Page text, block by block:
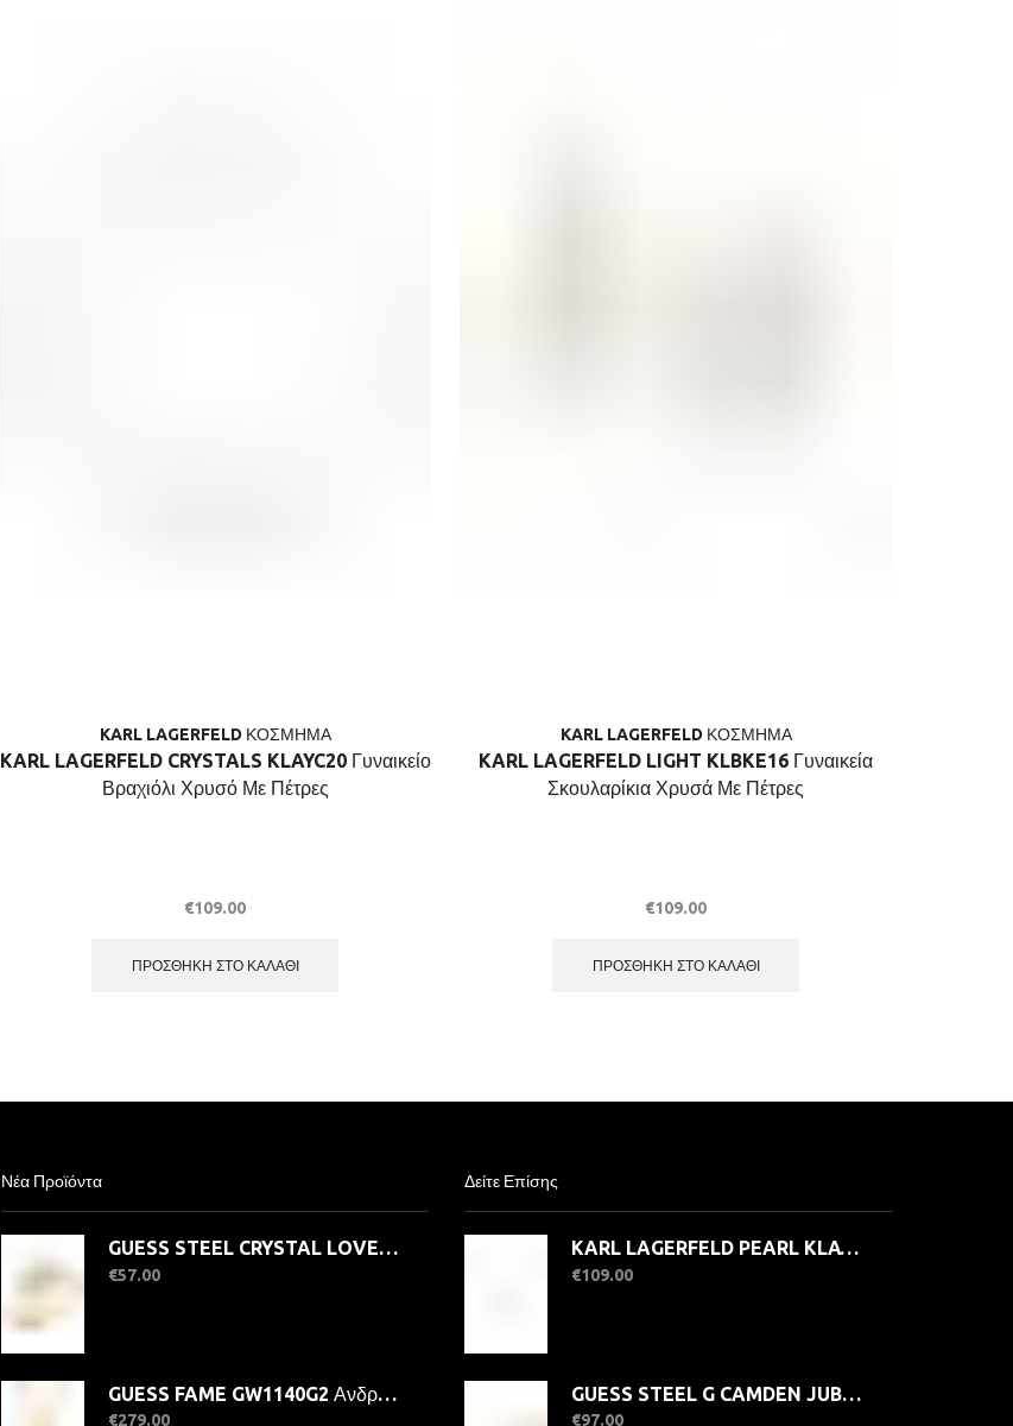
KARL LAGERFELD ΚΟΣΜΗΜΑ
KARL LAGERFELD CRYSTALS KLAYC20 Γυναικείο
Βραχιόλι Χρυσό Με Πέτρες
€109.00
ΠΡΟΣΘΉΚΗ ΣΤΟ ΚΑΛΆΘΙ
KARL LAGERFELD ΚΟΣΜΗΜΑ
KARL LAGERFELD LIGHT KLBKE16 Γυναικεία
Σκουλαρίκια Χρυσά Με Πέτρες
€109.00
ΠΡΟΣΘΉΚΗ ΣΤΟ ΚΑΛΆΘΙ
Νέα Προϊόντα
GUESS STEEL CRYSTAL LOVE JUBR06363JWYG-No.56 Δαχτυλίδι Χρυσό Με Καρδιά
€57.00
GUESS FAME GW1140G2 Ανδρικό Ρολόι Quatrz Ακριβείας
€279.00
Δείτε Επίσης
KARL LAGERFELD PEARL KLAYR04 Γυναικείο Κολιέ Ασημένιο Με Σχέδιο
€109.00
GUESS STEEL G CAMDEN JUBB06341JWYGL Βραχιόλι Χρυσό Με Λογότυπα Με Πέτρες
€97.00